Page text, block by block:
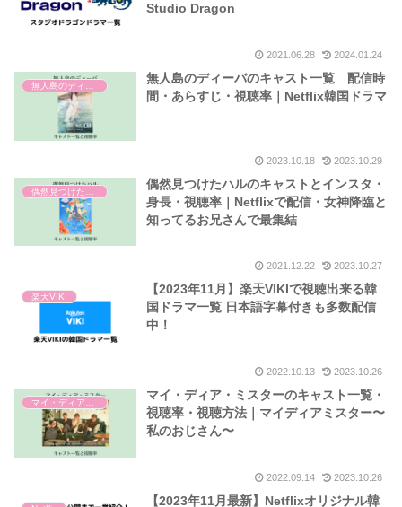
Studio Dragon
2021.06.28 2024.01.24
無人島のディーバのキャスト一覧 配信時
間・あらすじ・視聴率｜Netflix韓国ドラマ
2023.10.18 2023.10.29
偶然見つけたハルのキャストとインスタ・
身長・視聴率｜Netflixで配信・女神降臨と
知ってるお兄さんで最集結
2021.12.22 2023.10.27
楽天VIKI
【2023年11月】楽天VIKIで視聴出来る韓
国ドラマ一覧 日本語字幕付きも多数配信
中！
2022.10.13 2023.10.26
マイ・ディア・ミスター
マイ・ディア・ミスターのキャスト一覧・
視聴率・視聴方法｜マイディアミスター〜
私のおじさん〜
2022.09.14 2023.10.26
【2023年11月最新】Netflixオリジナル韓